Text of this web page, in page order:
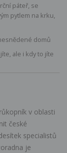
páteř, se
pytlem na krku,
domů
ale i kdy to jíte
v oblasti
české
specialistů
je